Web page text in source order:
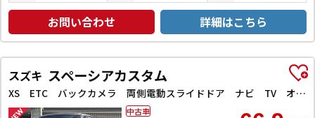
お問い合わせ 詳細はこちら
スズキ スペーシアカスタム
XS ETC バックカメラ 両側電動スライドドア ナビ TV オートライト スマートキー アイドリングストップ 電動格納ミラー ベンチシート CVT CD DVD再生 Bluetooth
中古車